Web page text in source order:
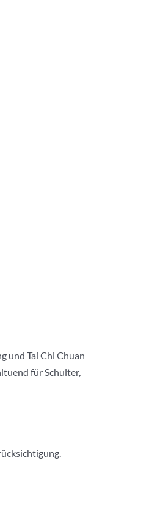
und Tai Chi Chuan
für Schulter,